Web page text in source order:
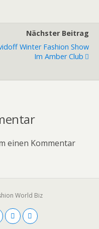
Nächster Beitrag
Winter Fashion Show
Im Amber Club
einen Kommentar
World Biz